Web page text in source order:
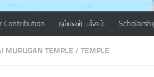
Contribution நம்மவர் பக்கம்
MURUGAN TEMPLE / TEMPLE